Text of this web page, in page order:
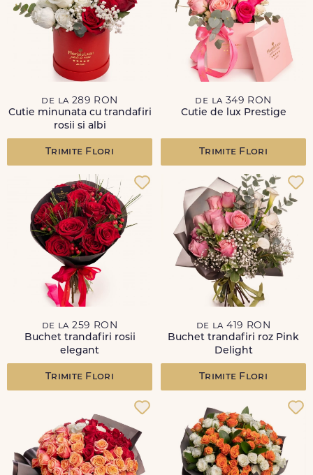
de la 289 RON
Cutie minunata cu trandafiri
rosii si albi
Trimite Flori
de la 349 RON
Cutie de lux Prestige
Trimite Flori
de la 259 RON
Buchet trandafiri rosii
elegant
Trimite Flori
de la 419 RON
Buchet trandafiri roz Pink
Delight
Trimite Flori